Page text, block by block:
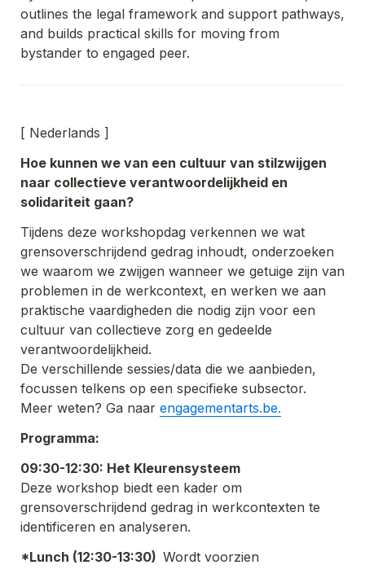
outlines the legal framework and support pathways,
and builds practical skills for moving from
bystander to engaged peer.
[ Nederlands ]
Hoe kunnen we van een cultuur van stilzwijgen
naar collectieve verantwoordelijkheid en
solidariteit gaan?
Tijdens deze workshopdag verkennen we wat
grensoverschrijdend gedrag inhoudt, onderzoeken
we waarom we zwijgen wanneer we getuige zijn van
problemen in de werkcontext, en werken we aan
praktische vaardigheden die nodig zijn voor een
cultuur van collectieve zorg en gedeelde
verantwoordelijkheid.
De verschillende sessies/data die we aanbieden,
focussen telkens op een specifieke subsector.
Meer weten? Ga naar engagementarts.be.
Programma:
09:30-12:30: Het Kleurensysteem
Deze workshop biedt een kader om
grensoverschrijdend gedrag in werkcontexten te
identificeren en analyseren.
*Lunch (12:30-13:30) Wordt voorzien